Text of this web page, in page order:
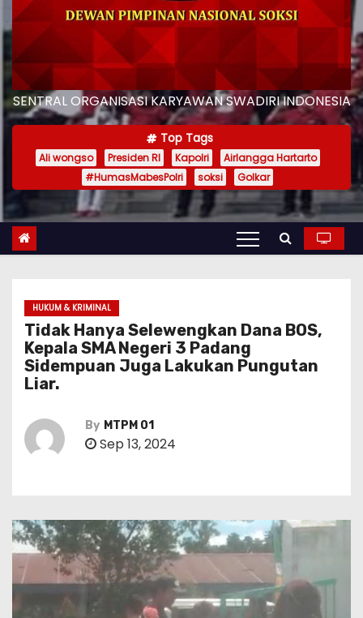
SENTRAL ORGANISASI KARYAWAN SWADIRI INDONESIA
Top Tags
Ali wongso Presiden RI Kapolri
Airlangga Hartarto
#HumasMabesPolri
soksi Golkar
HUKUM & KRIMINAL
Tidak Hanya Selewengkan Dana BOS,
Kepala SMA Negeri 3 Padang
Sidempuan Juga Lakukan Pungutan
Liar.
By MTPM 01
Sep 13, 2024